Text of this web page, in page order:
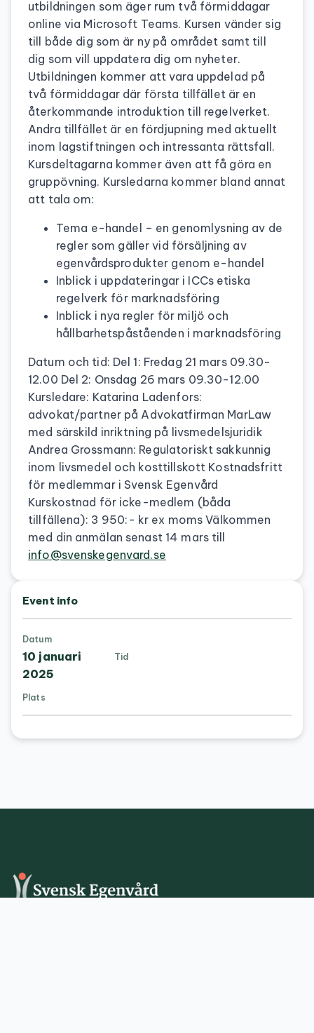
utbildningen som äger rum två förmiddagar
online via Microsoft Teams. Kursen vänder sig
till både dig som är ny på området samt till
dig som vill uppdatera dig om nyheter.
Utbildningen kommer att vara uppdelad på
två förmiddagar där första tillfället är en
återkommande introduktion till regelverket.
Andra tillfället är en fördjupning med aktuellt
inom lagstiftningen och intressanta rättsfall.
Kursdeltagarna kommer även att få göra en
gruppövning. Kursledarna kommer bland annat
att tala om:
Tema e-handel – en genomlysning av de
regler som gäller vid försäljning av
egenvårdsprodukter genom e-handel
Inblick i uppdateringar i ICCs etiska
regelverk för marknadsföring
Inblick i nya regler för miljö och
hållbarhetspåståenden i marknadsföring
Datum och tid: Del 1: Fredag 21 mars 09.30-
12.00 Del 2: Onsdag 26 mars 09.30-12.00
Kursledare: Katarina Ladenfors:
advokat/partner på Advokatfirman MarLaw
med särskild inriktning på livsmedelsjuridik
Andrea Grossmann: Regulatoriskt sakkunnig
inom livsmedel och kosttillskott Kostnadsfritt
för medlemmar i Svensk Egenvård
Kurskostnad för icke-medlem (båda
tillfällena): 3 950:- kr ex moms Välkommen
med din anmälan senast 14 mars till
info@svenskegenvard.se
Event info
Datum
10 januari
2025
Tid
Plats